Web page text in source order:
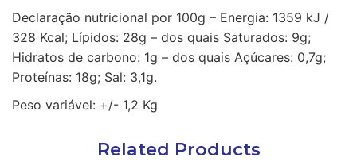
Declaração nutricional por 100g – Energia: 1359 kJ /
328 Kcal; Lípidos: 28g – dos quais Saturados: 9g;
Hidratos de carbono: 1g – dos quais Açúcares: 0,7g;
Proteínas: 18g; Sal: 3,1g.
Peso variável: +/- 1,2 Kg
Related Products